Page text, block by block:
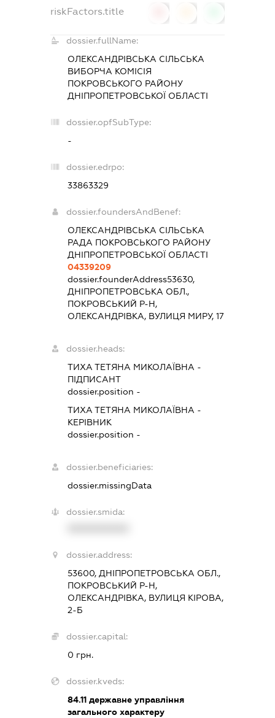
riskFactors.title
dossier.fullName:
ОЛЕКСАНДРІВСЬКА СІЛЬСЬКА
ВИБОРЧА КОМІСІЯ
ПОКРОВСЬКОГО РАЙОНУ
ДНІПРОПЕТРОВСЬКОЇ ОБЛАСТІ
dossier.opfSubType:
-
dossier.edrpo:
33863329
dossier.foundersAndBenef:
ОЛЕКСАНДРІВСЬКА СІЛЬСЬКА
РАДА ПОКРОВСЬКОГО РАЙОНУ
ДНІПРОПЕТРОВСЬКОЇ ОБЛАСТІ
04339209
dossier.founderAddress53630,
ДНІПРОПЕТРОВСЬКА ОБЛ.,
ПОКРОВСЬКИЙ Р-Н,
ОЛЕКСАНДРІВКА, ВУЛИЦЯ МИРУ, 17
dossier.heads:
ТИХА ТЕТЯНА МИКОЛАЇВНА -
ПІДПИСАНТ
dossier.position -
ТИХА ТЕТЯНА МИКОЛАЇВНА -
КЕРІВНИК
dossier.position -
dossier.beneficiaries:
dossier.missingData
dossier.smida:
dossier.address:
53600, ДНІПРОПЕТРОВСЬКА ОБЛ.,
ПОКРОВСЬКИЙ Р-Н,
ОЛЕКСАНДРІВКА, ВУЛИЦЯ КІРОВА,
2-Б
dossier.capital:
0 грн.
dossier.kveds:
84.11 державне управління
загального характеру